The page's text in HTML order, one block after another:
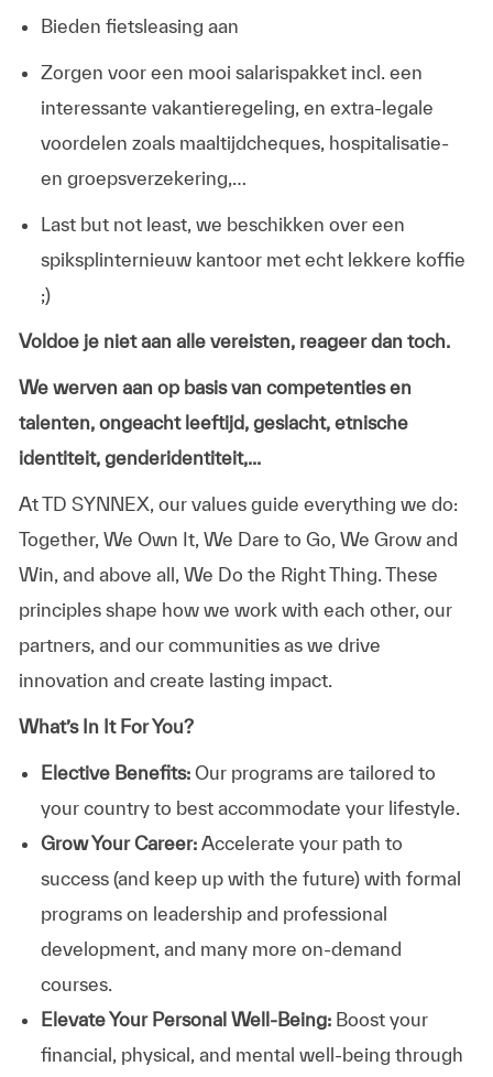
Bieden fietsleasing aan
Zorgen voor een mooi salarispakket incl. een
interessante vakantieregeling, en extra-legale
voordelen zoals maaltijdcheques, hospitalisatie-
en groepsverzekering,…
Last but not least, we beschikken over een
spiksplinternieuw kantoor met echt lekkere koffie
;)
Voldoe je niet aan alle vereisten, reageer dan toch.
We werven aan op basis van competenties en
talenten, ongeacht leeftijd, geslacht, etnische
identiteit, genderidentiteit,...
At TD SYNNEX, our values guide everything we do:
Together, We Own It, We Dare to Go, We Grow and
Win, and above all, We Do the Right Thing. These
principles shape how we work with each other, our
partners, and our communities as we drive
innovation and create lasting impact.
What’s In It For You?
Elective Benefits:Our programs are tailored to
your country to best accommodate your lifestyle.
Grow Your Career: Accelerate your path to
success (and keep up with the future) with formal
programs on leadership and professional
development, and many more on-demand
courses.
Elevate Your Personal Well-Being:Boost your
financial, physical, and mental well-being through